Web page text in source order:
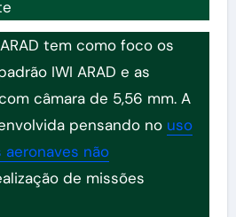
tem como foco os
IWI ARAD e as
câmara de 5,56 mm. A
pensando no uso
não
de missões